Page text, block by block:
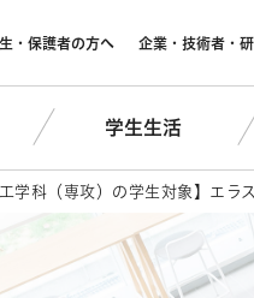
・保護者の方へ 企業・技術者・
学生生活
学科（専攻）の学生対象】エ